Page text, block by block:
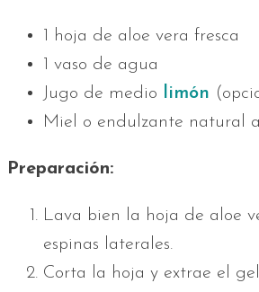
1 hoja de aloe vera fresca
1 vaso de agua
Jugo de medio limón
Miel o endulzante natural
Preparación:
Lava bien la hoja de aloe
espinas laterales.
Corta la hoja y extrae el